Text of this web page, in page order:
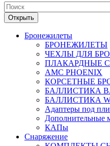
Открыть
Бронежилеты
БРОНЕЖИЛЕТЫ
ЧЕХЛЫ ДЛЯ
ПЛАКАРДНЫЕ
АМС PHOENIX
КОРСЕТНЫЕ
БАЛЛИСТИКА
БАЛЛИСТИКА
Адаптеры под
Дополнительные
КАПы
Снаряжение